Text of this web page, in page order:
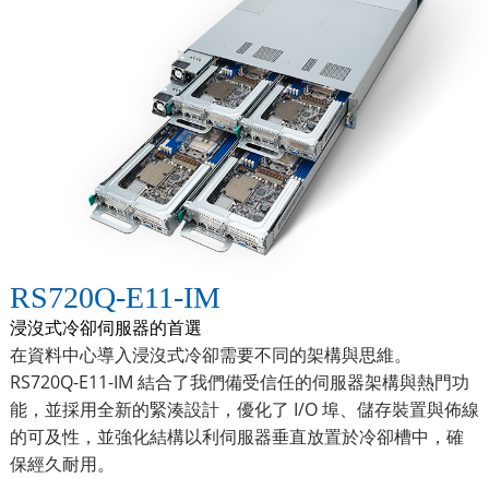
RS720Q-E11-IM
浸沒式冷卻伺服器的首選
在資料中心導入浸沒式冷卻需要不同的架構與思維。
RS720Q-E11-IM 結合了我們備受信任的伺服器架構與熱門功
能，並採用全新的緊湊設計，優化了 I/O 埠、儲存裝置與佈線
的可及性，並強化結構以利伺服器垂直放置於冷卻槽中，確
保經久耐用。